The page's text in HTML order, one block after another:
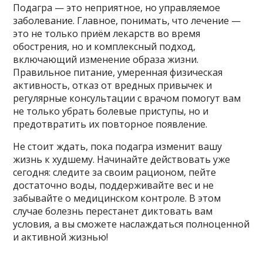
Подагра — это неприятное, но управляемое
заболевание. Главное, понимать, что лечение —
это не только приём лекарств во время
обострения, но и комплексный подход,
включающий изменение образа жизни.
Правильное питание, умеренная физическая
активность, отказ от вредных привычек и
регулярные консультации с врачом помогут вам
не только убрать болевые приступы, но и
предотвратить их повторное появление.
Не стоит ждать, пока подагра изменит вашу
жизнь к худшему. Начинайте действовать уже
сегодня: следите за своим рационом, пейте
достаточно воды, поддерживайте вес и не
забывайте о медицинском контроле. В этом
случае болезнь перестанет диктовать вам
условия, а вы сможете наслаждаться полноценной
и активной жизнью!